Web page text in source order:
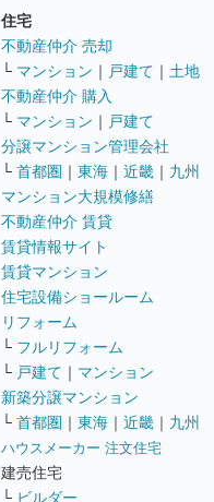
住宅
不動産仲介 売却
└ マンション ｜ 戸建て ｜ 土地
不動産仲介 購入
└ マンション ｜ 戸建て
分譲マンション管理会社
└ 首都圏 ｜ 東海 ｜ 近畿 ｜ 九州
マンション大規模修繕
不動産仲介 賃貸
賃貸情報サイト
賃貸マンション
住宅設備ショールーム
リフォーム
└ フルリフォーム
└ 戸建て ｜ マンション
新築分譲マンション
└ 首都圏 ｜ 東海 ｜ 近畿 ｜ 九州
ハウスメーカー 注文住宅
建売住宅
└ ビルダー